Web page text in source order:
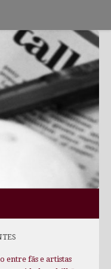
entre fãs e artistas